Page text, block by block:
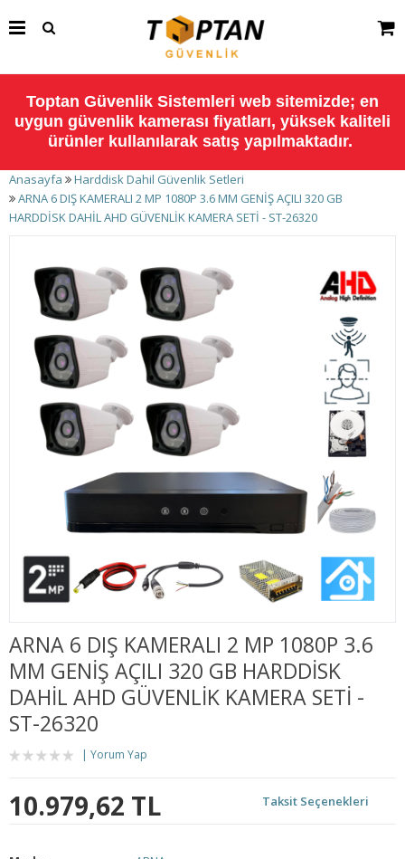
Toptan Güvenlik Sistemleri web sitemizde; en
uygun güvenlik kamerası fiyatları, yüksek kaliteli
ürünler kullanılarak satış yapılmaktadır.
Anasayfa
Harddisk Dahil Güvenlik Setleri
ARNA 6 DIŞ KAMERALI 2 MP 1080P 3.6 MM GENİŞ AÇILI 320 GB
HARDDİSK DAHİL AHD GÜVENLİK KAMERA SETİ - ST-26320
ARNA 6 DIŞ KAMERALI 2 MP 1080P 3.6
MM GENİŞ AÇILI 320 GB HARDDİSK
DAHİL AHD GÜVENLİK KAMERA SETİ -
ST-26320
Yorum Yap
10.979,62 TL Taksit Seçenekleri